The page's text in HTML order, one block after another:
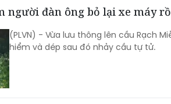
người đàn ông bỏ lại xe máy
(PLVN) - Vừa lưu thông lên cầu Rạch
hiểm và dép sau đó nhảy cầu tự tử.